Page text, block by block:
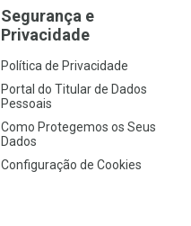
Segurança e
Privacidade
Política de Privacidade
Portal do Titular de Dados
Pessoais
Como Protegemos os Seus
Dados
Configuração de Cookies